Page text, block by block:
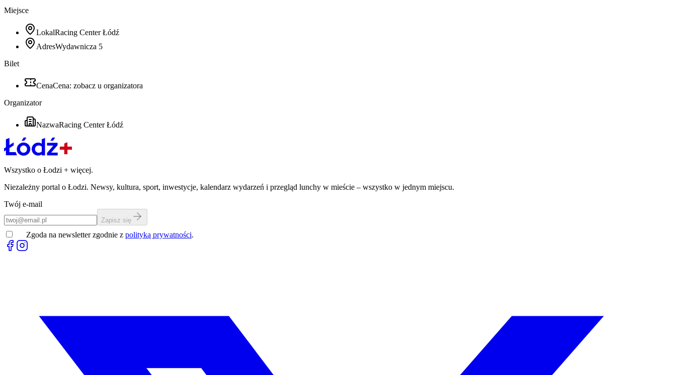
Miejsce
LokalRacing Center Łódź
AdresWydawnicza 5
Bilet
CenaCena: zobacz u organizatora
Organizator
NazwaRacing Center Łódź
Wszystko o Łodzi + więcej.
Niezależny portal o Łodzi. Newsy, kultura, sport, inwestycje, kalendarz wydarzeń i przegląd lunchy w mieście – wszystko w jednym miejscu.
Twój e-mail
Zapisz się
Zgoda na newsletter zgodnie z polityką prywatności.